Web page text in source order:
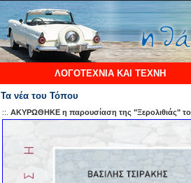
ΛΟΓΟΤΕΧΝΙΑ ΚΑΙ ΤΕΧΝΗ
Τα νέα του Τόπου
::. ΑΚΥΡΩΘΗΚΕ η παρουσίαση της "Ξερολιθιάς"